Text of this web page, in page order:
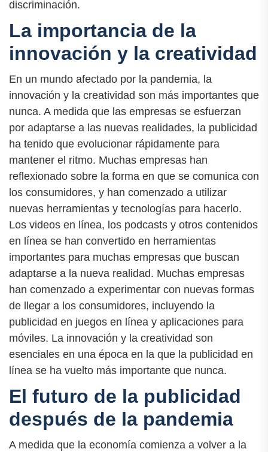
discriminación.
La importancia de la
innovación y la creatividad
En un mundo afectado por la pandemia, la
innovación y la creatividad son más importantes que
nunca. A medida que las empresas se esfuerzan
por adaptarse a las nuevas realidades, la publicidad
ha tenido que evolucionar rápidamente para
mantener el ritmo. Muchas empresas han
reflexionado sobre la forma en que se comunica con
los consumidores, y han comenzado a utilizar
nuevas herramientas y tecnologías para hacerlo.
Los videos en línea, los podcasts y otros contenidos
en línea se han convertido en herramientas
importantes para muchas empresas que buscan
adaptarse a la nueva realidad. Muchas empresas
han comenzado a experimentar con nuevas formas
de llegar a los consumidores, incluyendo la
publicidad en juegos en línea y aplicaciones para
móviles. La innovación y la creatividad son
esenciales en una época en la que la publicidad en
línea se ha vuelto más importante que nunca.
El futuro de la publicidad
después de la pandemia
A medida que la economía comienza a volver a la